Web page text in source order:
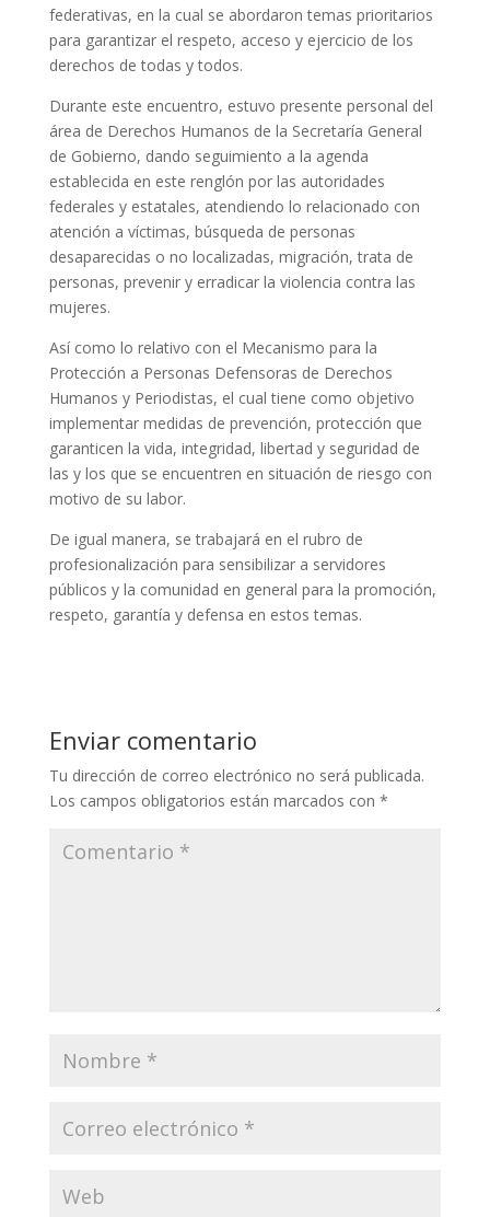
federativas, en la cual se abordaron temas prioritarios
para garantizar el respeto, acceso y ejercicio de los
derechos de todas y todos.
Durante este encuentro, estuvo presente personal del
área de Derechos Humanos de la Secretaría General
de Gobierno, dando seguimiento a la agenda
establecida en este renglón por las autoridades
federales y estatales, atendiendo lo relacionado con
atención a víctimas, búsqueda de personas
desaparecidas o no localizadas, migración, trata de
personas, prevenir y erradicar la violencia contra las
mujeres.
Así como lo relativo con el Mecanismo para la
Protección a Personas Defensoras de Derechos
Humanos y Periodistas, el cual tiene como objetivo
implementar medidas de prevención, protección que
garanticen la vida, integridad, libertad y seguridad de
las y los que se encuentren en situación de riesgo con
motivo de su labor.
De igual manera, se trabajará en el rubro de
profesionalización para sensibilizar a servidores
públicos y la comunidad en general para la promoción,
respeto, garantía y defensa en estos temas.
Enviar comentario
Tu dirección de correo electrónico no será publicada.
Los campos obligatorios están marcados con *